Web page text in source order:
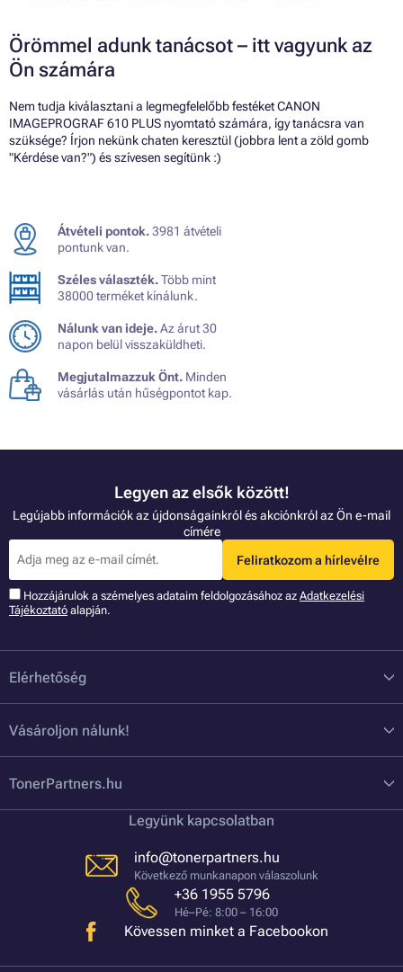
Örömmel adunk tanácsot – itt vagyunk az
Ön számára
Nem tudja kiválasztani a legmegfelelőbb festéket CANON
IMAGEPROGRAF 610 PLUS nyomtató számára, így tanácsra van
szüksége? Írjon nekünk chaten keresztül (jobbra lent a zöld gomb
"Kérdése van?") és szívesen segítünk :)
Átvételi pontok.3981 átvételi
pontunk van.
Széles választék.Több mint
38000 terméket kínálunk.
Nálunk van ideje.Az árut 30
napon belül visszaküldheti.
Megjutalmazzuk Önt. Minden
vásárlás után hűségpontot kap.
Legyen az elsők között!
Legújabb információk az újdonságainkról és akciónkról az Ön e-mail
címére
Feliratkozom a hírlevélre
Hozzájárulok a szémelyes adataim feldolgozásához az Adatkezelési
Tájékoztató alapján.
Elérhetőség
Vásároljon nálunk!
TonerPartners.hu
Legyünk kapcsolatban
info@tonerpartners.hu
Következő munkanapon válaszolunk
+36 1955 5796
Hé–Pé: 8:00 – 16:00
Kövessen minket a Facebookon